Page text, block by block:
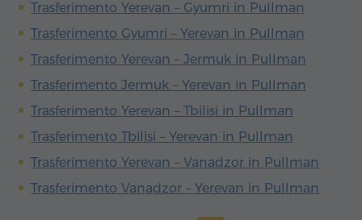
Trasferimento Yerevan – Gyumri in Pullman
Trasferimento Gyumri – Yerevan in Pullman
Trasferimento Yerevan – Jermuk in Pullman
Trasferimento Jermuk – Yerevan in Pullman
Trasferimento Yerevan – Tbilisi in Pullman
Trasferimento Tbilisi – Yerevan in Pullman
Trasferimento Yerevan – Vanadzor in Pullman
Trasferimento Vanadzor – Yerevan in Pullman